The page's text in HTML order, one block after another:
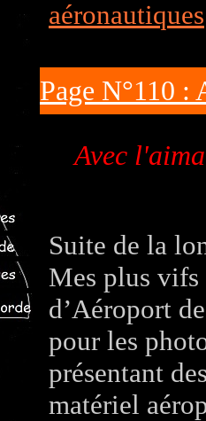
aéronautiques
Page N°110 :
Avec
Suite de la
Mes plus vifs
d’Aéroport
pour les
présentant
matériel